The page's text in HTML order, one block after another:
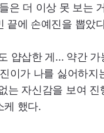
은 더 이상 못 보는
끝에 손예진을 뽑았
얍삽한 게... 약간 가
이가 나를 싫어하지
는 자신감을 보여 진
케 했다.